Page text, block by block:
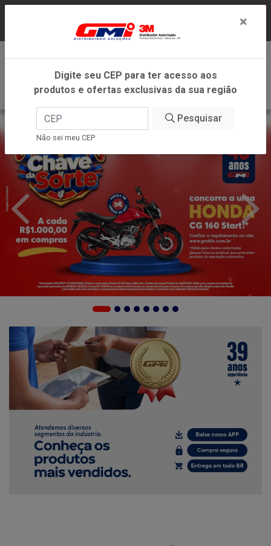
DENTRO DO ESTADO DE MINAS GERAIS.
×
Digite seu CEP para ter acesso aos
produtos e ofertas exclusivas da sua região
Pesquisar
Não sei meu CEP